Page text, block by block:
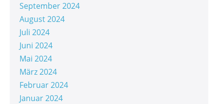
September 2024
August 2024
Juli 2024
Juni 2024
Mai 2024
März 2024
Februar 2024
Januar 2024